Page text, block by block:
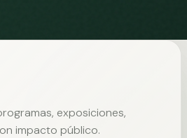
exposiciones,
impacto público.